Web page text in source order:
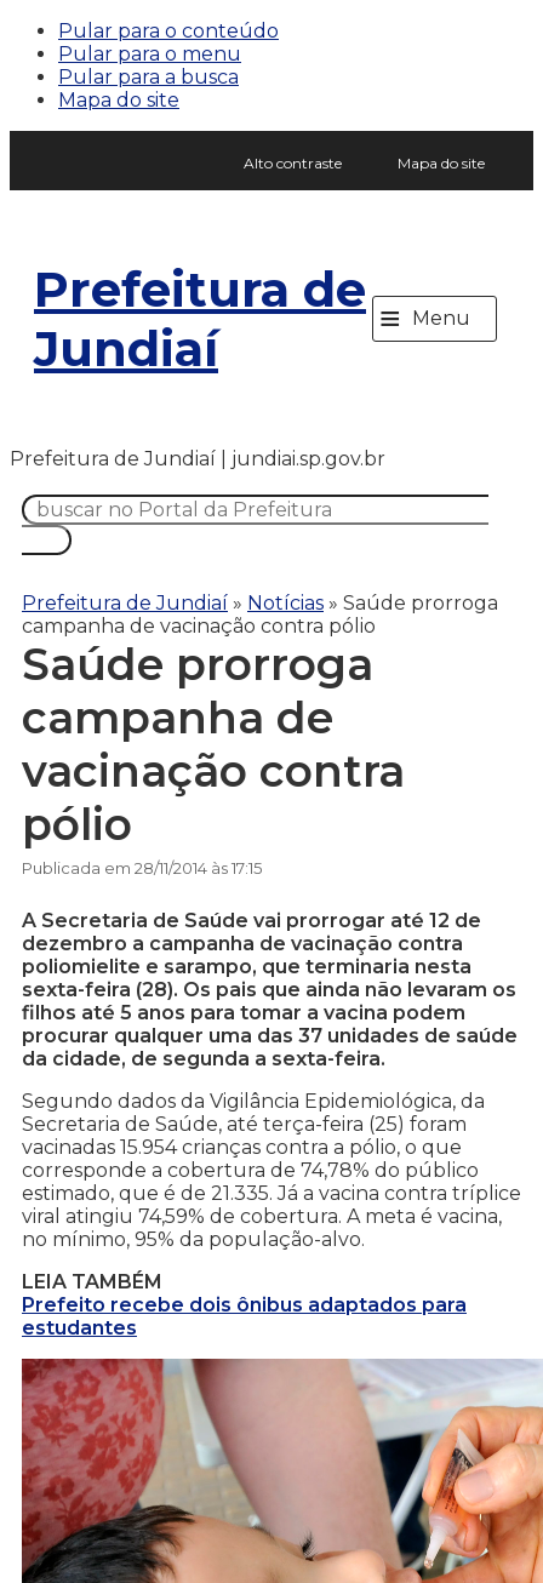
Pular para o conteúdo
Pular para o menu
Pular para a busca
Mapa do site
Alto contraste Mapa do site
Prefeitura de
Jundiaí
≡ Menu
Prefeitura de Jundiaí | jundiai.sp.gov.br
Prefeitura de Jundiaí » Notícias » Saúde prorroga
campanha de vacinação contra pólio
Saúde prorroga
campanha de
vacinação contra
pólio
Publicada em 28/11/2014 às 17:15
A Secretaria de Saúde vai prorrogar até 12 de
dezembro a campanha de vacinação contra
poliomielite e sarampo, que terminaria nesta
sexta-feira (28). Os pais que ainda não levaram os
filhos até 5 anos para tomar a vacina podem
procurar qualquer uma das 37 unidades de saúde
da cidade, de segunda a sexta-feira.
Segundo dados da Vigilância Epidemiológica, da
Secretaria de Saúde, até terça-feira (25) foram
vacinadas 15.954 crianças contra a pólio, o que
corresponde a cobertura de 74,78% do público
estimado, que é de 21.335. Já a vacina contra tríplice
viral atingiu 74,59% de cobertura. A meta é vacina,
no mínimo, 95% da população-alvo.
LEIA TAMBÉM
Prefeito recebe dois ônibus adaptados para
estudantes